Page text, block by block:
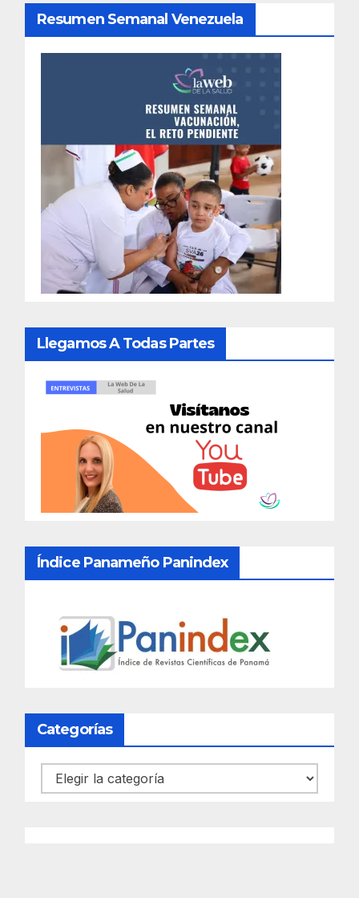
Resumen Semanal Venezuela
Llegamos A Todas Partes
Índice Panameño Panindex
Categorías
Categorías